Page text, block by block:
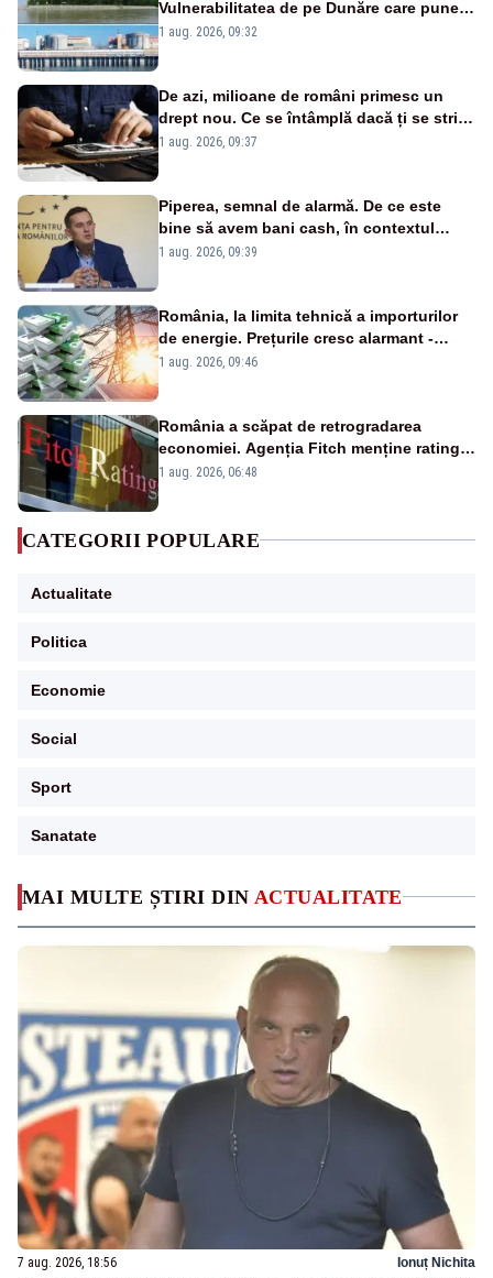
MAI MULTE ȘTIRI DIN ACTUALITATE
7 aug. 2026, 18:56 Ionuț Nichita
Vulnerabilitatea de pe Dunăre care pune
în pericol Centrala Cernavodă era
1 aug. 2026, 09:32
De azi, milioane de români primesc un
drept nou. Ce se întâmplă dacă ți se strică
un produs
1 aug. 2026, 09:37
Piperea, semnal de alarmă. De ce este
bine să avem bani cash, în contextul
alertei energetice?
1 aug. 2026, 09:39
România, la limita tehnică a importurilor
de energie. Prețurile cresc alarmant -
Analiză Realitatea Plus
1 aug. 2026, 09:46
România a scăpat de retrogradarea
economiei. Agenția Fitch menține ratingul
„BBB-” cu perspectivă negativă
1 aug. 2026, 06:48
CATEGORII POPULARE
Actualitate
Politica
Economie
Social
Sport
Sanatate